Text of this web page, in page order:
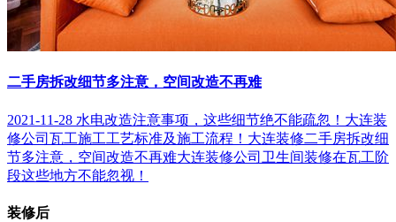
二手房拆改细节多注意，空间改造不再难
2021-11-28 水电改造注意事项，这些细节绝不能疏忽！ 大连装
修公司瓦工施工工艺标准及施工流程！ 大连装修二手房拆改细
节多注意，空间改造不再难大连装修公司卫生间装修在瓦工阶
段这些地方不能忽视！
装修后